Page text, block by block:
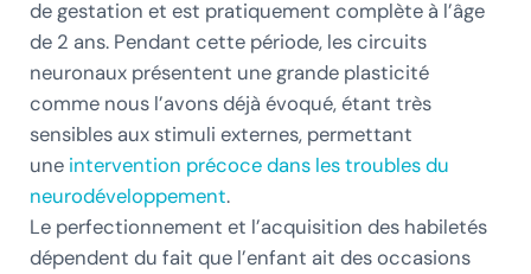
de gestation et est pratiquement complète à l’âge
de 2 ans. Pendant cette période, les circuits
neuronaux présentent une grande plasticité
comme nous l’avons déjà évoqué, étant très
sensibles aux stimuli externes, permettant
une intervention précoce dans les troubles du
neurodéveloppement.
Le perfectionnement et l’acquisition des habiletés
dépendent du fait que l’enfant ait des occasions